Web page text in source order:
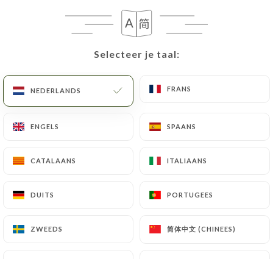
Selecteer je taal:
NEDERLANDS FRANS
ENGELS SPAANS
CATALAANS ITALIAANS
DUITS PORTUGEES
ZWEEDS 简体中文 (CHINEES)
Selecteer je taal:
NEDERLANDS FRANS
ENGELS SPAANS
CATALAANS ITALIAANS
DUITS PORTUGEES
ZWEEDS 简体中文 (CHINEES)